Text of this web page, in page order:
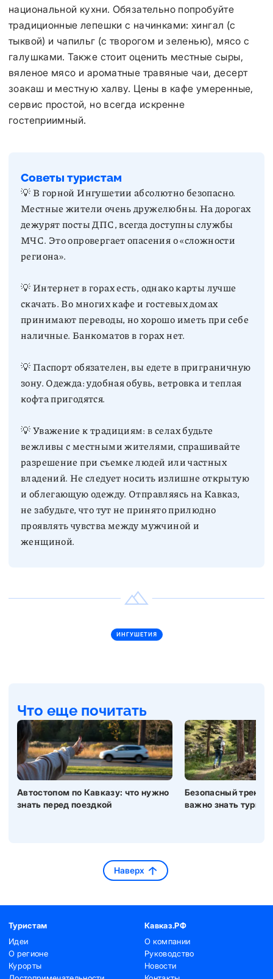
национальной кухни. Обязательно попробуйте
традиционные лепешки с начинками: хингал (с
тыквой) и чапильг (с творогом и зеленью), мясо с
галушками. Также стоит оценить местные сыры,
вяленое мясо и ароматные травяные чаи, десерт
зоакаш и местную халву. Цены в кафе умеренные,
сервис простой, но всегда искренне
гостеприимный.
Советы туристам
💡 В горной Ингушетии абсолютно безопасно.
Местные жители очень дружелюбны. На дорогах
дежурят посты ДПС, всегда доступны службы
МЧС. Это опровергает опасения о «сложности
региона».
💡 Интернет в горах есть, однако карты лучше
скачать. Во многих кафе и гостевых домах
принимают переводы, но хорошо иметь при себе
наличные. Банкоматов в горах нет.
💡 Паспорт обязателен, вы едете в приграничную
зону. Одежда: удобная обувь, ветровка и теплая
кофта пригодятся.
💡 Уважение к традициям: в селах будьте
вежливы с местными жителями, спрашивайте
разрешение при съемке людей или частных
владений. Не следует носить излишне открытую
и облегающую одежду. Отправляясь на Кавказ,
не забудьте, что тут не принято прилюдно
проявлять чувства между мужчиной и
женщиной.
ИНГУШЕТИЯ
Что еще почитать
Автостопом по Кавказу: что нужно
знать перед поездкой
Безопасный
важно знать
Наверх
Туристам
Идеи
О регионе
Курорты
Кавказ.РФ
О компании
Руководство
Новости